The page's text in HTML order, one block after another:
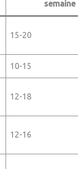
semaine
15-20
10-15
12-18
12-16